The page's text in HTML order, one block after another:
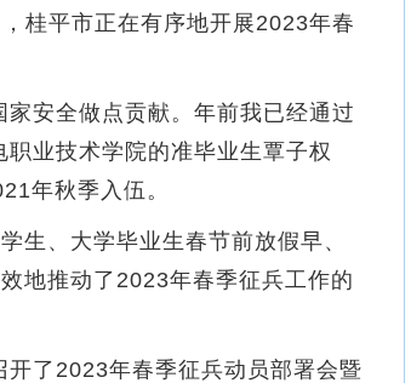
平市正在有序地开展2023年春
安全做点贡献。年前我已经通过
业技术学院的准毕业生覃子权
年秋季入伍。
、大学毕业生春节前放假早、
地推动了2023年春季征兵工作的
了2023年春季征兵动员部署会暨